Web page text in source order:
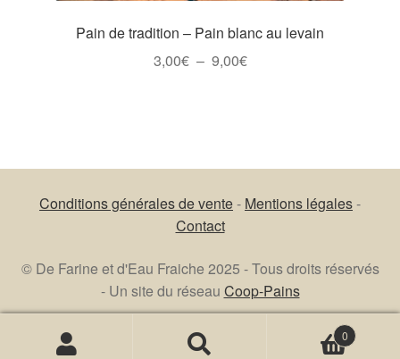
Pain de tradition – Pain blanc au levain
3,00€ – 9,00€Plage
9,00€
Les
options
être
choisies
sur
la
Conditions générales de vente- Mentions légales-
Contact
© De Farine et d'Eau Fraiche 2025 - Tous droits réservés
- Un site du réseau Coop-Pains
Recherche
Recherche
0